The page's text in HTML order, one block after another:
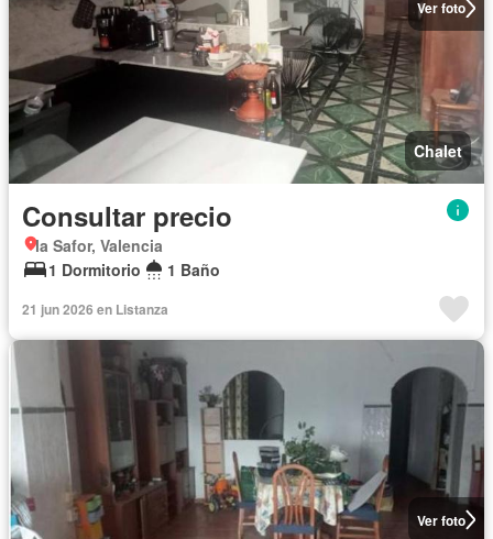
Ver foto
Chalet
Consultar precio
la Safor, Valencia
1 Dormitorio
1 Baño
21 jun 2026 en Listanza
Ver foto